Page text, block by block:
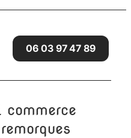
SITES WEB
06 03 97 47 89
commerce